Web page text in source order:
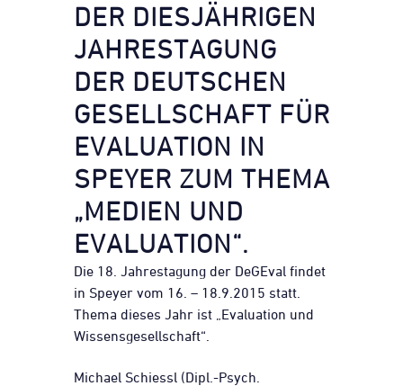
DER DIESJÄHRIGEN
JAHRESTAGUNG
DER DEUTSCHEN
GESELLSCHAFT FÜR
EVALUATION IN
SPEYER ZUM THEMA
„MEDIEN UND
EVALUATION“.
Die 18. Jahrestagung der DeGEval findet
in Speyer vom 16. – 18.9.2015 statt.
Thema dieses Jahr ist „Evaluation und
Wissensgesellschaft“.
Michael Schiessl (Dipl.-Psych.